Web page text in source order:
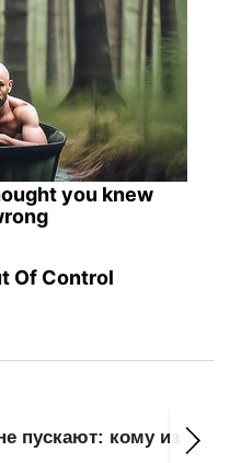
you knew
Of Control
пускают: кому из